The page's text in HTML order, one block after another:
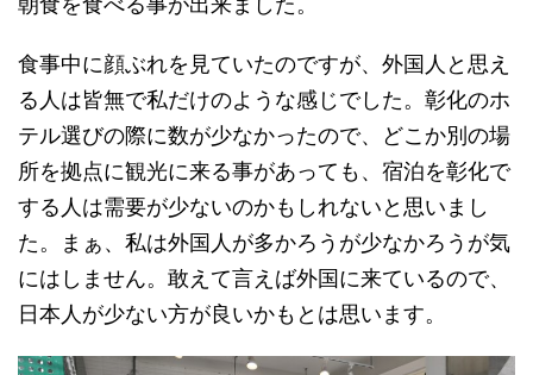
食事中に顔ぶれを見ていたのですが、外国人と思え
る人は皆無で私だけのような感じでした。彰化のホ
テル選びの際に数が少なかったので、どこか別の場
所を拠点に観光に来る事があっても、宿泊を彰化で
する人は需要が少ないのかもしれないと思いまし
た。まぁ、私は外国人が多かろうが少なかろうが気
にはしません。敢えて言えば外国に来ているので、
日本人が少ない方が良いかもとは思います。